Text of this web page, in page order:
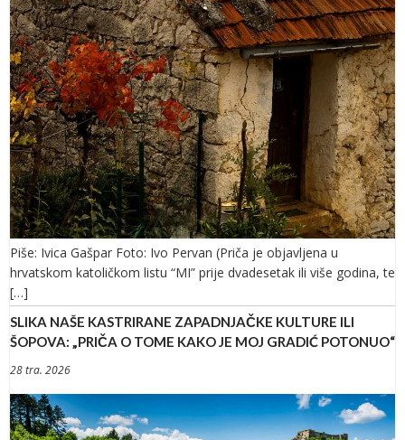
Piše: Ivica Gašpar Foto: Ivo Pervan (Priča je objavljena u
hrvatskom katoličkom listu “MI” prije dvadesetak ili više godina, te
[…]
SLIKA NAŠE KASTRIRANE ZAPADNJAČKE KULTURE ILI
ŠOPOVA: „PRIČA O TOME KAKO JE MOJ GRADIĆ POTONUO“
28 tra. 2026